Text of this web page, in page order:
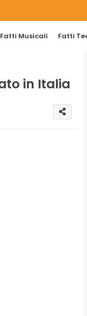
Fatti Musicali Fatti
in Italia